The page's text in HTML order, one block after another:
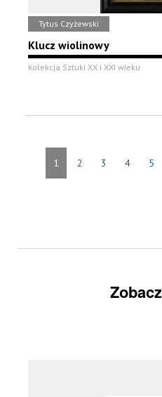
Tytus Czyżewski
Klucz wiolinowy
Kolekcja Sztuki XX i XXI wieku
1 2 3 4 5